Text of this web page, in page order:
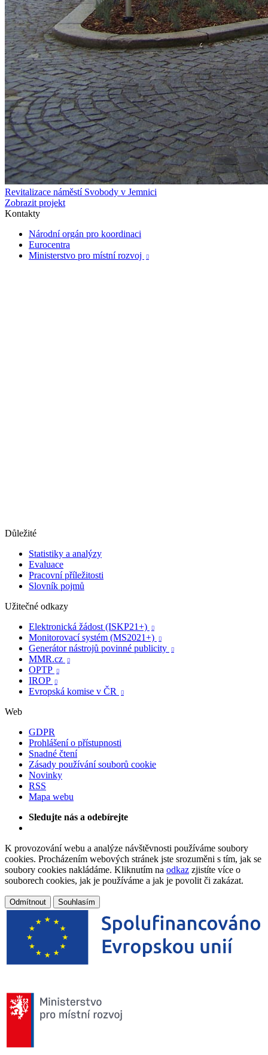
Revitalizace náměstí Svobody v Jemnici
Zobrazit projekt
Kontakty
Národní orgán pro koordinaci
Eurocentra
Ministerstvo pro místní rozvoj

Důležité
Statistiky a analýzy
Evaluace
Pracovní příležitosti
Slovník pojmů
Užitečné odkazy
Elektronická žádost (ISKP21+)

Monitorovací systém (MS2021+) 
Generátor nástrojů povinné publicity 
MMR.cz 
OPTP 
IROP 
Evropská komise v ČR 
Web
GDPR
Prohlášení o přístupnosti
Snadné čtení
Zásady používání souborů cookie
Novinky
RSS
Mapa webu
Sledujte nás a odebírejte
K provozování webu a analýze návštěvnosti používáme soubory
cookies. Procházením webových stránek jste srozuměni s tím, jak se
soubory cookies nakládáme. Kliknutím na odkaz zjistíte více o
souborech cookies, jak je používáme a jak je povolit či zakázat.
Odmítnout Souhlasím